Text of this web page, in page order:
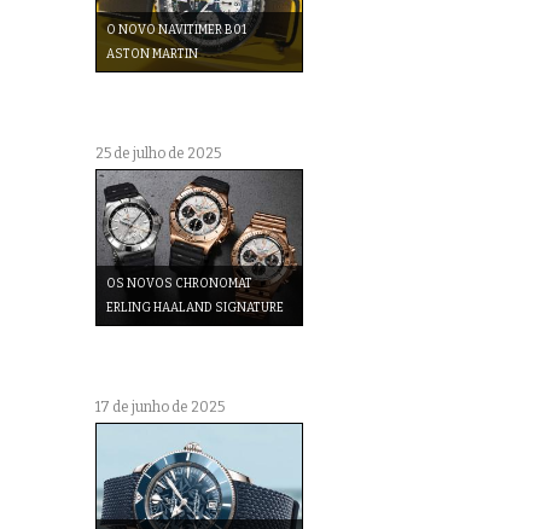
O NOVO NAVITIMER B01
ASTON MARTIN
25 de julho de 2025
OS NOVOS CHRONOMAT
ERLING HAALAND SIGNATURE
17 de junho de 2025